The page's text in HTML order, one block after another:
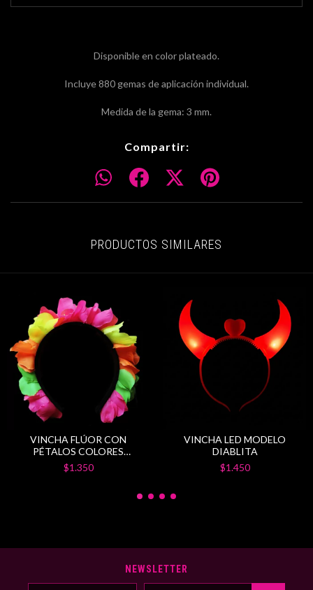
Disponible en color plateado.
Incluye 880 gemas de aplicación individual.
Medida de la gema: 3 mm.
Compartir:
PRODUCTOS SIMILARES
VINCHA FLÚOR CON
PÉTALOS COLORES
SURTIDOS
$1.350
VINCHA LED MODELO
DIABLITA
$1.450
NEWSLETTER